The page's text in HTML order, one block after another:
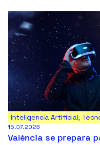
Inteligencia Artificial,
15.07.2026
València se prepara